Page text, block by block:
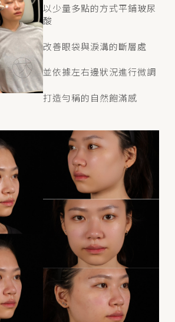
以少量多點的方式平鋪玻尿
酸
改善眼袋與淚溝的斷層處
並依據左右邊狀況進行微調
打造勻稱的自然飽滿感